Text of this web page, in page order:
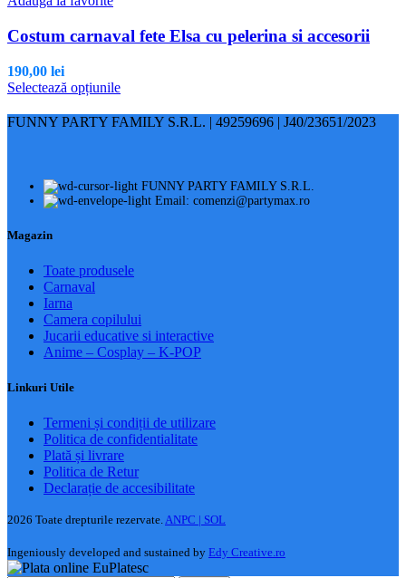
pot
fi
pagina
produsului.
Costum carnaval fete Elsa cu pelerina si accesorii
190,00 lei
Selectează opțiunileAcest
are
Opțiunile
pot
pagina
produsului.
FUNNY PARTY FAMILY S.R.L. | 49259696 | J40/23651/2023
FUNNY PARTY FAMILY S.R.L.
Email: comenzi@partymax.ro
Magazin
Toate produsele
Carnaval
Iarna
Camera copilului
Jucarii educative si interactive
Anime – Cosplay – K‑POP
Linkuri Utile
Termeni și condiții de utilizare
Politica de confidentialitate
Plată și livrare
Politica de Retur
Declarație de accesibilitate
2026 Toate drepturile rezervate.ANPC | SOL
Ingeniously developed and sustained by Edy Creative.ro